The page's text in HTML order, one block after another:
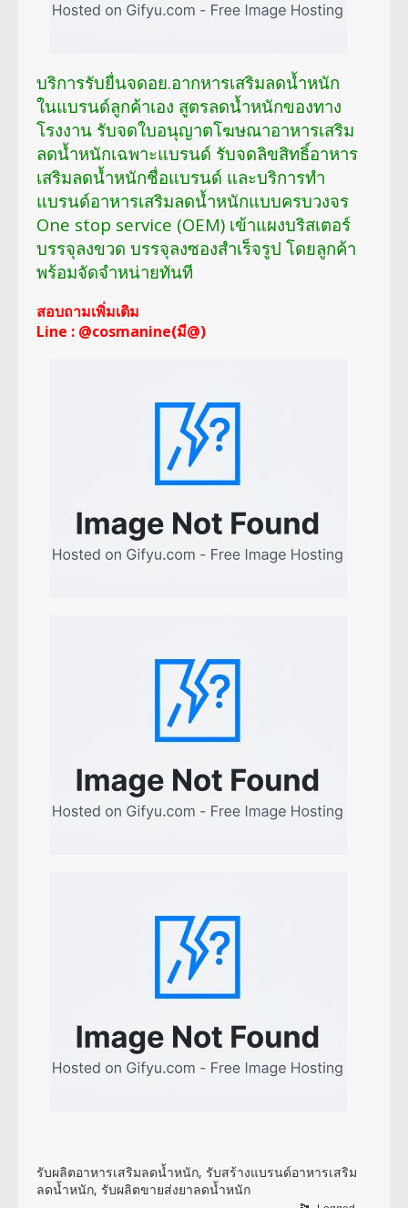
บริการรับยื่นจดอย.อากหารเสริมลดน้ำหนัก
ในแบรนด์ลูกค้าเอง สูตรลดน้ำหนักของทาง
โรงงาน รับจดใบอนุญาตโฆษณาอาหารเสริม
ลดน้ำหนักเฉพาะแบรนด์ รับจดลิขสิทธิ์อาหาร
เสริมลดน้ำหนักชื่อแบรนด์ และบริการทำ
แบรนด์อาหารเสริมลดน้ำหนักแบบครบวงจร
One stop service (OEM) เข้าแผงบริสเตอร์
บรรจุลงขวด บรรจุลงซองสำเร็จรูป โดยลูกค้า
พร้อมจัดจำหน่ายทันที
สอบถามเพิ่มเติม
Line : @cosmanine(มี@)
รับผลิตอาหารเสริมลดน้ำหนัก, รับสร้างแบรนด์อาหารเสริม
ลดน้ำหนัก, รับผลิตขายส่งยาลดน้ำหนัก